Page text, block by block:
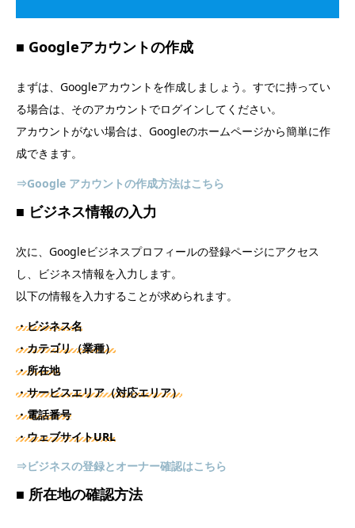
■ Googleアカウントの作成
まずは、Googleアカウントを作成しましょう。すでに持ってい
る場合は、そのアカウントでログインしてください。
アカウントがない場合は、Googleのホームページから簡単に作
成できます。
⇒Google アカウントの作成方法はこちら
■ ビジネス情報の入力
次に、Googleビジネスプロフィールの登録ページにアクセス
し、ビジネス情報を入力します。
以下の情報を入力することが求められます。
・ビジネス名
・カテゴリ（業種）
・所在地
・サービスエリア（対応エリア）
・電話番号
・ウェブサイトURL
⇒ビジネスの登録とオーナー確認はこちら
■ 所在地の確認方法